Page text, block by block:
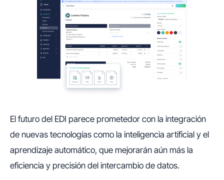
El futuro del EDI parece prometedor con la integración
de nuevas tecnologías como la inteligencia artificial y el
aprendizaje automático, que mejorarán aún más la
eficiencia y precisión del intercambio de datos.